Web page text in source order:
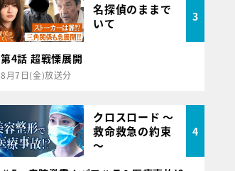
名探偵のままで
いて
3
第4話 超戦慄展開
8月7日(金)放送分
クロスロード ～
救命救急の約束
～
4